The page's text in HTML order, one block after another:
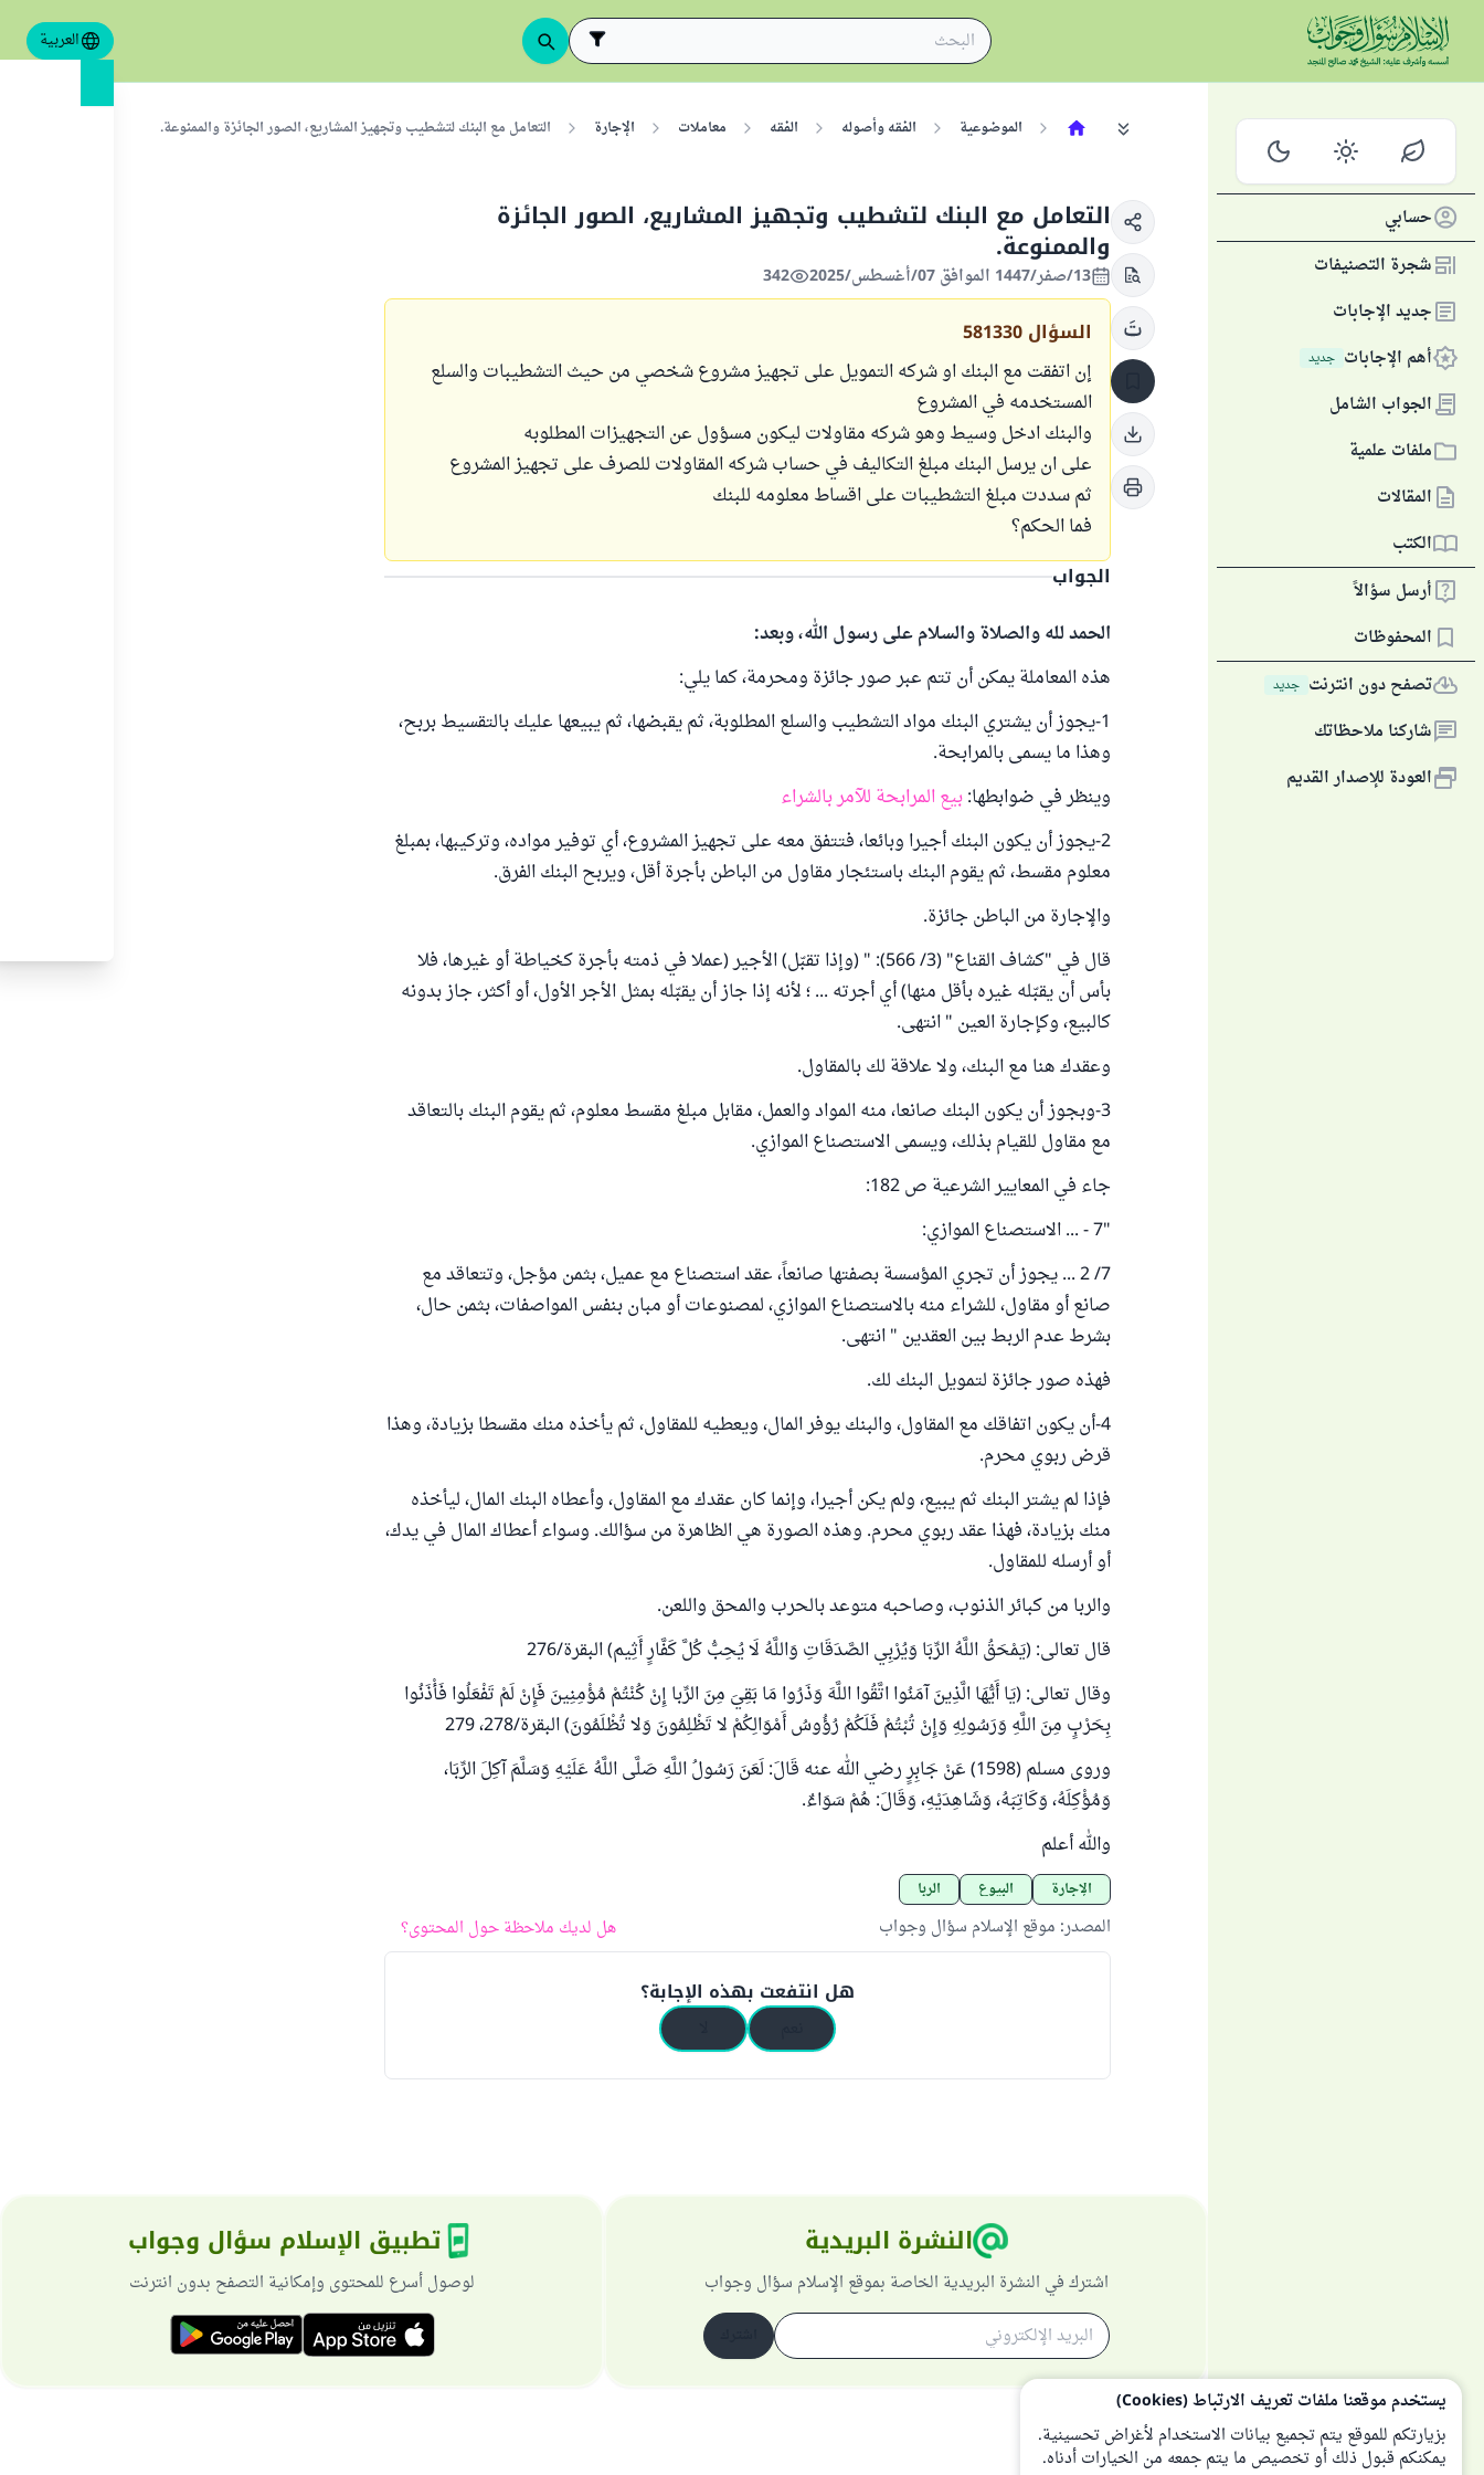
العربية
حسابي
شجرة التصنيفات
جديد الإجابات
أهم الإجابات جديد
الجواب الشامل
ملفات علمية
المقالات
الكتب
أرسل سؤالاً
المحفوظات
تصفح دون انترنت جديد
شاركنا ملاحظاتك
العودة للإصدار القديم
الموضوعية الفقه وأصوله الفقه معاملات الإجارة التعامل مع البنك لتشطيب وتجهيز المشاريع، الصور الجائزة والممنوعة.
التعامل مع البنك لتشطيب وتجهيز المشاريع، الصور الجائزة
والممنوعة.
13/صفر/1447 الموافق 07/أغسطس/2025 342
السؤال 581330
إن اتفقت مع البنك او شركه التمويل على تجهيز مشروع شخصي من حيث التشطيبات والسلع
المستخدمه في المشروع
والبنك ادخل وسيط وهو شركه مقاولات ليكون مسؤول عن التجهيزات المطلوبه
على ان يرسل البنك مبلغ التكاليف في حساب شركه المقاولات للصرف على تجهيز المشروع
ثم سددت مبلغ التشطيبات على اقساط معلومه للبنك
فما الحكم؟
الجواب
الحمد لله والصلاة والسلام على رسول الله، وبعد:
هذه المعاملة يمكن أن تتم عبر صور جائزة ومحرمة، كما يلي:
1-يجوز أن يشتري البنك مواد التشطيب والسلع المطلوبة، ثم يقبضها، ثم يبيعها عليك بالتقسيط بربح،
وهذا ما يسمى بالمرابحة.
وينظر في ضوابطها:بيع المرابحة للآمر بالشراء
2-يجوز أن يكون البنك أجيرا وبائعا، فتتفق معه على تجهيز المشروع، أي توفير مواده، وتركيبها، بمبلغ
معلوم مقسط، ثم يقوم البنك باستئجار مقاول من الباطن بأجرة أقل، ويربح البنك الفرق.
والإجارة من الباطن جائزة.
قال في "كشاف القناع" (3/ 566): " (وإذا تقبّل) الأجير (عملا في ذمته بأجرة كخياطة أو غيرها، فلا
بأس أن يقبّله غيره بأقل منها) أي أجرته ... ؛ لأنه إذا جاز أن يقبّله بمثل الأجر الأول، أو أكثر، جاز بدونه
كالبيع، وكإجارة العين " انتهى.
وعقدك هنا مع البنك، ولا علاقة لك بالمقاول.
3-وبجوز أن يكون البنك صانعا، منه المواد والعمل، مقابل مبلغ مقسط معلوم، ثم يقوم البنك بالتعاقد
مع مقاول للقيام بذلك، ويسمى الاستصناع الموازي.
جاء في المعايير الشرعية ص 182:
"7 - ... الاستصناع الموازي:
7/ 2 ... يجوز أن تجري المؤسسة بصفتها صانعاً، عقد استصناع مع عميل، بثمن مؤجل، وتتعاقد مع
صانع أو مقاول، للشراء منه بالاستصناع الموازي، لمصنوعات أو مبان بنفس المواصفات، بثمن حال،
بشرط عدم الربط بين العقدين " انتهى.
فهذه صور جائزة لتمويل البنك لك.
4-أن يكون اتفاقك مع المقاول، والبنك يوفر المال، ويعطيه للمقاول، ثم يأخذه منك مقسطا بزيادة، وهذا
قرض ربوي محرم.
فإذا لم يشتر البنك ثم يبيع، ولم يكن أجيرا، وإنما كان عقدك مع المقاول، وأعطاه البنك المال، ليأخذه
منك بزيادة، فهذا عقد ربوي محرم. وهذه الصورة هي الظاهرة من سؤالك. وسواء أعطاك المال في يدك،
أو أرسله للمقاول.
والربا من كبائر الذنوب، وصاحبه متوعد بالحرب والمحق واللعن.
قال تعالى: (يَمْحَقُ اللَّهُ الرِّبَا وَيُرْبِي الصَّدَقَاتِ وَاللَّهُ لَا يُحِبُّ كُلَّ كَفَّارٍ أَثِيم) البقرة/276
وقال تعالى: (يَا أَيُّهَا الَّذِينَ آمَنُوا اتَّقُوا اللَّهَ وَذَرُوا مَا بَقِيَ مِنَ الرِّبا إِنْ كُنْتُمْ مُؤْمِنِينَ فَإِنْ لَمْ تَفْعَلُوا فَأْذَنُوا
بِحَرْبٍ مِنَ اللَّهِ وَرَسُولِهِ وَإِنْ تُبْتُمْ فَلَكُمْ رُؤُوسُ أَمْوَالِكُمْ لا تَظْلِمُونَ وَلا تُظْلَمُونَ) البقرة/278، 279
وروى مسلم (1598) عَنْ جَابِرٍ رضي الله عنه قَالَ: لَعَنَ رَسُولُ اللَّهِ صَلَّى اللَّهُ عَلَيْهِ وَسَلَّمَ آكِلَ الرِّبَا،
وَمُؤْكِلَهُ، وَكَاتِبَهُ، وَشَاهِدَيْهِ، وَقَالَ: هُمْ سَوَاءٌ.
والله أعلم
الإجارة البيوع الربا
المصدر: موقع الإسلام سؤال وجواب هل لديك ملاحظة حول المحتوى؟
هل انتفعت بهذه الإجابة؟
النشرة البريدية
اشترك في النشرة البريدية الخاصة بموقع الإسلام سؤال وجواب
تطبيق الإسلام سؤال وجواب
لوصول أسرع للمحتوى وإمكانية التصفح بدون انترنت
يستخدم موقعنا ملفات تعريف الارتباط (Cookies)
بزيارتكم للموقع يتم تجميع بيانات الاستخدام لأغراض تحسينية.
يمكنكم قبول ذلك أو تخصيص ما يتم جمعه من الخيارات أدناه.